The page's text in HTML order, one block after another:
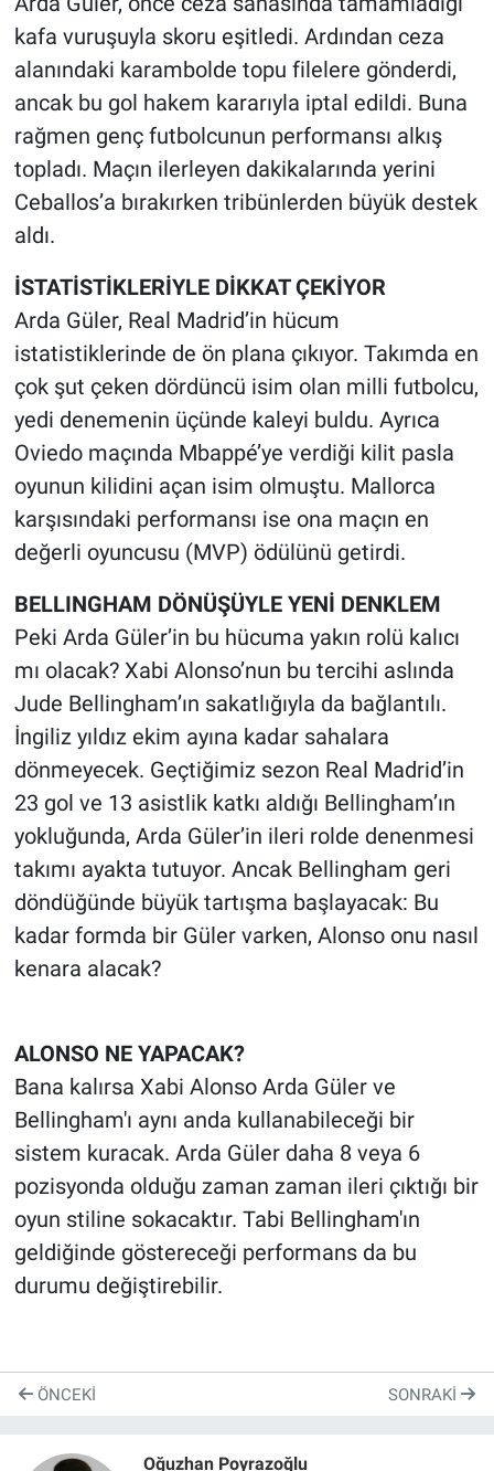
kafa vuruşuyla skoru eşitledi. Ardından ceza
alanındaki karambolde topu filelere gönderdi,
ancak bu gol hakem kararıyla iptal edildi. Buna
rağmen genç futbolcunun performansı alkış
topladı. Maçın ilerleyen dakikalarında yerini
Ceballos’a bırakırken tribünlerden büyük destek
aldı.
İSTATİSTİKLERİYLE DİKKAT ÇEKİYOR
Arda Güler, Real Madrid’in hücum
istatistiklerinde de ön plana çıkıyor. Takımda en
çok şut çeken dördüncü isim olan milli futbolcu,
yedi denemenin üçünde kaleyi buldu. Ayrıca
Oviedo maçında Mbappé’ye verdiği kilit pasla
oyunun kilidini açan isim olmuştu. Mallorca
karşısındaki performansı ise ona maçın en
değerli oyuncusu (MVP) ödülünü getirdi.
BELLINGHAM DÖNÜŞÜYLE YENİ DENKLEM
Peki Arda Güler’in bu hücuma yakın rolü kalıcı
mı olacak? Xabi Alonso’nun bu tercihi aslında
Jude Bellingham’ın sakatlığıyla da bağlantılı.
İngiliz yıldız ekim ayına kadar sahalara
dönmeyecek. Geçtiğimiz sezon Real Madrid’in
23 gol ve 13 asistlik katkı aldığı Bellingham’ın
yokluğunda, Arda Güler’in ileri rolde denenmesi
takımı ayakta tutuyor. Ancak Bellingham geri
döndüğünde büyük tartışma başlayacak: Bu
kadar formda bir Güler varken, Alonso onu nasıl
kenara alacak?
ALONSO NE YAPACAK?
Bana kalırsa Xabi Alonso Arda Güler ve
Bellingham'ı aynı anda kullanabileceği bir
sistem kuracak. Arda Güler daha 8 veya 6
pozisyonda olduğu zaman zaman ileri çıktığı bir
oyun stiline sokacaktır. Tabi Bellingham'ın
geldiğinde göstereceği performans da bu
durumu değiştirebilir.
ÖNCEKI SONRAKI
Oğuzhan Poyrazoğlu
Popüler
Programlar
Sağlık
Teknoloji
Türkiye'nin Geleceği
Türkiye'nin Gündemi
Yerel Gündem
Yerel Yaşam
Canlı Yayın